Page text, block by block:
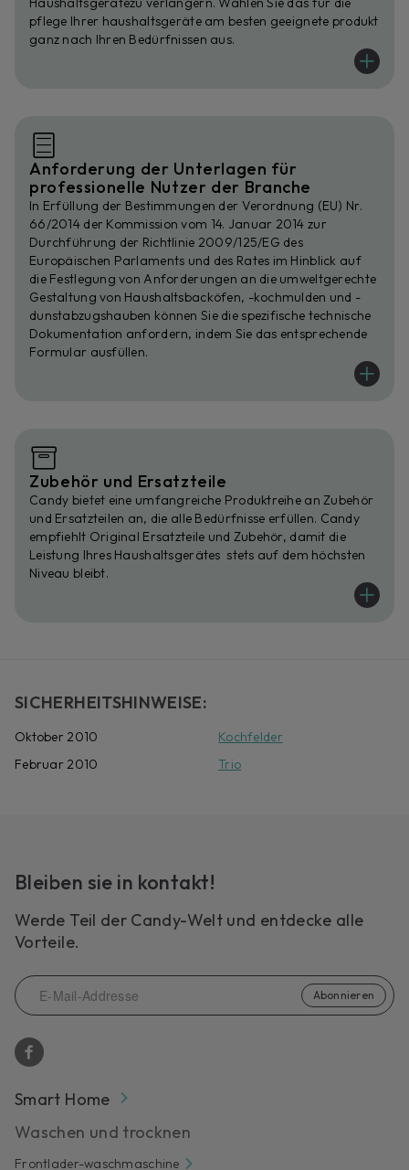
pflege Ihrer haushaltsgeräte am besten geeignete produkt
ganz nach Ihren Bedürfnissen aus.
Anforderung der Unterlagen für
professionelle Nutzer der Branche
In Erfüllung der Bestimmungen der Verordnung (EU) Nr.
66/2014 der Kommission vom 14. Januar 2014 zur
Durchführung der Richtlinie 2009/125/EG des
Europäischen Parlaments und des Rates im Hinblick auf
die Festlegung von Anforderungen an die umweltgerechte
Gestaltung von Haushaltsbacköfen, -kochmulden und -
dunstabzugshauben können Sie die spezifische technische
Dokumentation anfordern, indem Sie das entsprechende
Formular ausfüllen.
Zubehör und Ersatzteile
Candy bietet eine umfangreiche Produktreihe an Zubehör
und Ersatzteilen an, die alle Bedürfnisse erfüllen. Candy
empfiehlt Original Ersatzteile und Zubehör, damit die
Leistung Ihres Haushaltsgerätes stets auf dem höchsten
Niveau bleibt.
SICHERHEITSHINWEISE:
Oktober 2010
Kochfelder
Februar 2010
Trio
Bleiben sie in kontakt!
Werde Teil der Candy-Welt und entdecke alle
Vorteile.
Abonnieren
Smart Home
Waschen und trocknen
Frontlader-waschmaschine